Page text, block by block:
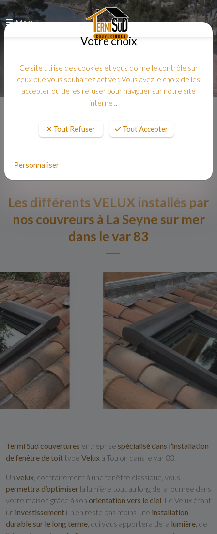
Menu
Les différents VELUX installés par
nos couvreurs à La Seyne sur mer
dans le var 83
Termi Sud couvertures entreprise spécialisé dans l’installation
de fenêtre de toit type Velux à Toulon dans le var 83.
Un velux , contrairement à une fenêtre classique, vous
permettra d’optimiser la lumière tout au long de la journée dans
votre maison grâce à son orientation vers le ciel . Le Velux étant
un investissement il n’en reste pas moins une installation
durable sur le long terme , qui vous apportera de la lumière , de
Votre choix
Ce site utilise des cookies et vous donne le contrôle sur
ceux que vous souhaitez activer. Vous avez le choix de les
accepter ou de les refuser pour naviguer sur notre site
internet.
Tout Refuser Tout Accepter
Personnaliser